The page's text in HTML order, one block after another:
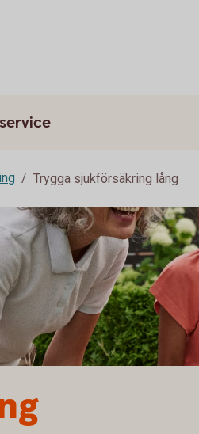
Trygga sjukförsäkring lång